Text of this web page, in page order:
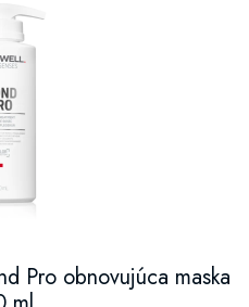
Pro obnovujúca maska